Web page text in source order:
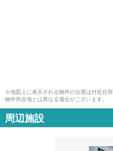
※地図上に表示される物件の位置は付近住
物件所在地とは異なる場合がございます。
周辺施設